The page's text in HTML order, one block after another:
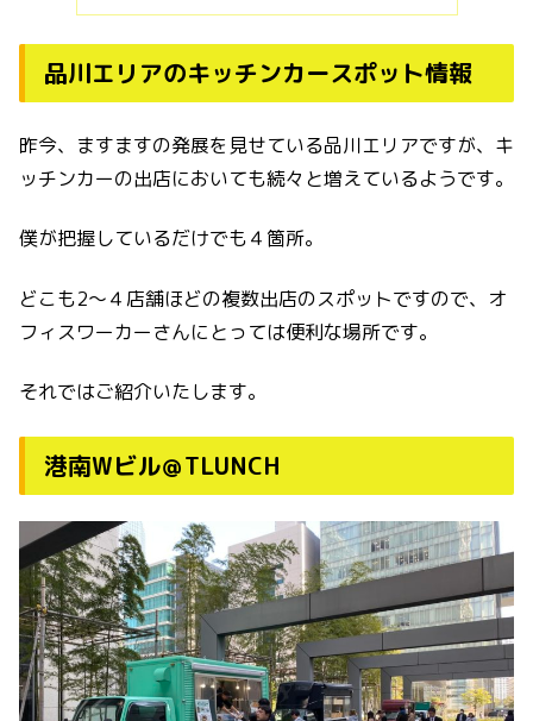
品川エリアのキッチンカースポット情報
昨今、ますますの発展を見せている品川エリアですが、キ
ッチンカーの出店においても続々と増えているようです。
僕が把握しているだけでも４箇所。
どこも2〜４店舗ほどの複数出店のスポットですので、オ
フィスワーカーさんにとっては便利な場所です。
それではご紹介いたします。
港南Wビル＠TLUNCH